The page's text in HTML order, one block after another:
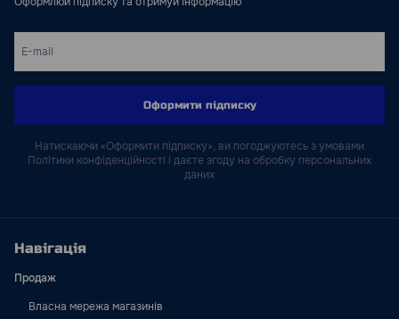
Оформити підписку
Натискаючи «Оформити підписку», ви погоджуютесь з умовами
Політики конфіденційності і даєте згоду на обробку персональних
даних
Навігація
Продаж
Власна мережа магазинів